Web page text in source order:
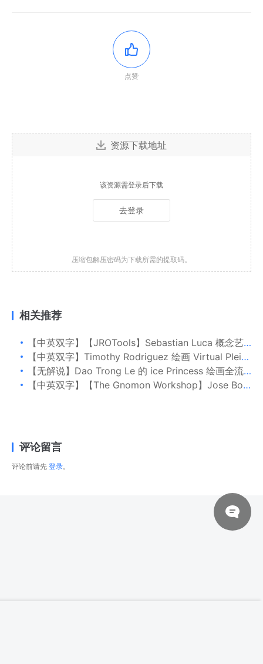
点赞
资源下载地址
该资源需登录后下载
去登录
压缩包解压密码为下载所需的提取码。
相关推荐
【中英双字】【JROTools】Sebastian Luca 概念艺术要点 Vol.7
【中英双字】Timothy Rodriguez 绘画 Virtual Plein Air
【无解说】Dao Trong Le 的 ice Princess 绘画全流程
【中英双字】【The Gnomon Workshop】Jose Borges 为量产设计独特的车辆概念
评论留言
评论前请先 登录。